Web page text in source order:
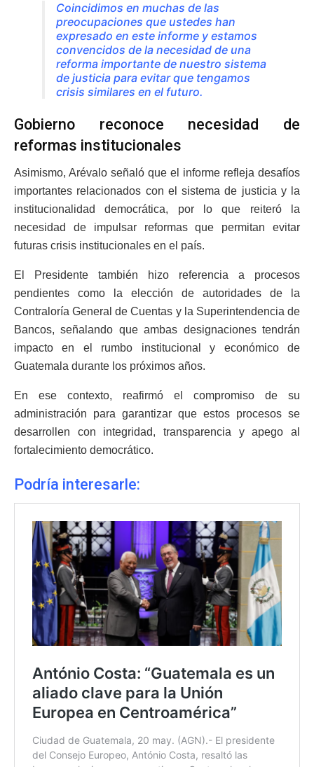
Coincidimos en muchas de las
preocupaciones que ustedes han
expresado en este informe y estamos
convencidos de la necesidad de una
reforma importante de nuestro sistema
de justicia para evitar que tengamos
crisis similares en el futuro.
Gobierno reconoce necesidad de
reformas institucionales
Asimismo, Arévalo señaló que el informe refleja desafíos
importantes relacionados con el sistema de justicia y la
institucionalidad democrática, por lo que reiteró la
necesidad de impulsar reformas que permitan evitar
futuras crisis institucionales en el país.
El Presidente también hizo referencia a procesos
pendientes como la elección de autoridades de la
Contraloría General de Cuentas y la Superintendencia de
Bancos, señalando que ambas designaciones tendrán
impacto en el rumbo institucional y económico de
Guatemala durante los próximos años.
En ese contexto, reafirmó el compromiso de su
administración para garantizar que estos procesos se
desarrollen con integridad, transparencia y apego al
fortalecimiento democrático.
Podría interesarle: